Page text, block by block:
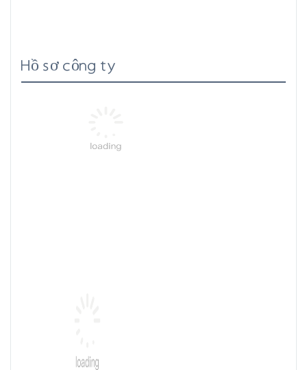
Hồ sơ công ty